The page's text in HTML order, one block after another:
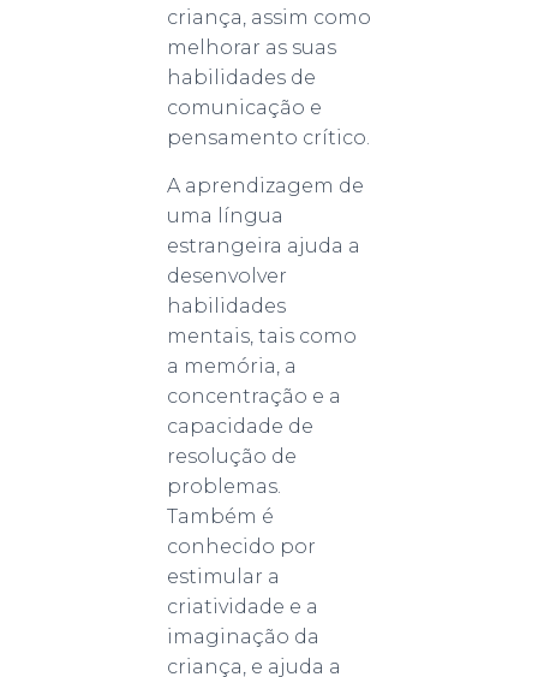
criança, assim como
melhorar as suas
habilidades de
comunicação e
pensamento crítico.
A aprendizagem de
uma língua
estrangeira ajuda a
desenvolver
habilidades
mentais, tais como
a memória, a
concentração e a
capacidade de
resolução de
problemas.
Também é
conhecido por
estimular a
criatividade e a
imaginação da
criança, e ajuda a